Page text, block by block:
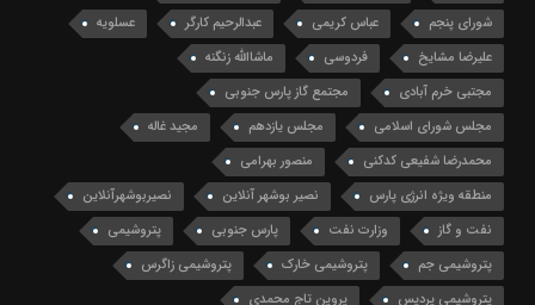
شورای پنجم
عباس کریمی عبدالرحیم کارگر
عسلویه
علیرضا مشایخ
فردوسی
ماشاالله زنگنه
مجتبی خرم آبادی
مجتمع گاز پارس جنوبی
مجلس شورای اسلامی
مجلس یازدهم
مجید غاله
محمدرضا شفیعی کدکنی
منصور بهرامی
منطقه ویژه انرژی پارس
نصیر بوشهر آنلاین
نصیربوشهرآنلاین
نفت و گاز
وزارت نفت پارس جنوبی
پتروشیمی
پتروشیمی جم
پتروشیمی خارک
پتروشیمی زاگرس
پتروشیمی پردیس
پروین تاج محمدی